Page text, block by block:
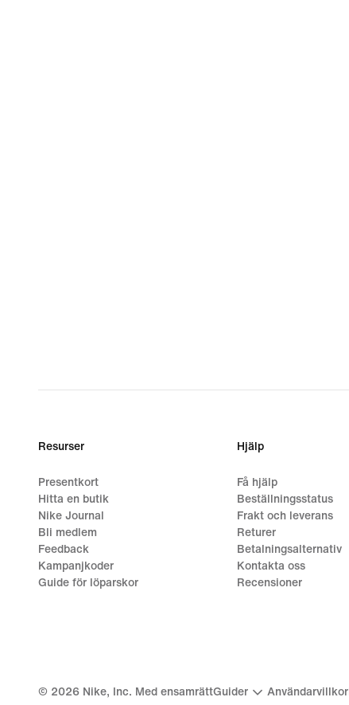
Resurser
Presentkort
Hitta en butik
Nike Journal
Bli medlem
Feedback
Kampanjkoder
Guide för löparskor
Hjälp
Få hjälp
Beställningsstatus
Frakt och leverans
Returer
Betalningsalternativ
Kontakta oss
Recensioner
© 2026 Nike, Inc. Med ensamrättGuider Användarvillkor